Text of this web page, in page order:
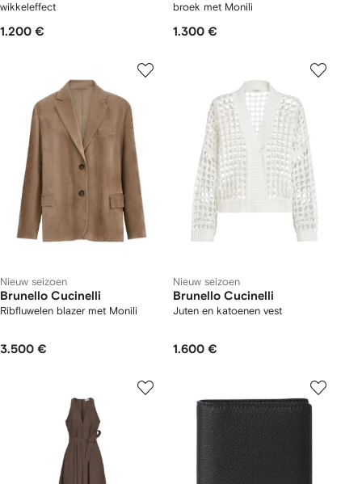
wikkeleffect
1.200 €
broek met Monili
1.300 €
Nieuw seizoen
Brunello Cucinelli
Ribfluwelen blazer met Monili
3.500 €
Nieuw seizoen
Brunello Cucinelli
Juten en katoenen vest
1.600 €